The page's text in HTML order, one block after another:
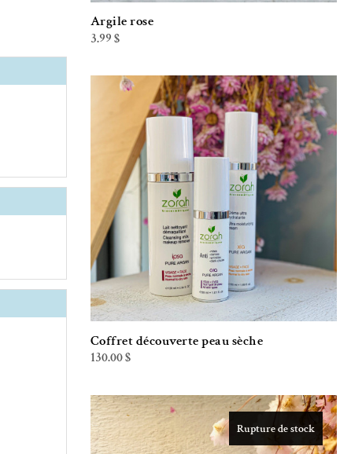
Argile rose
3.99 $
Ajouter à la liste de souhaits
Coffret découverte peau sèche
130.00$
Ajouter à la liste de souhaits
Rupture de stock